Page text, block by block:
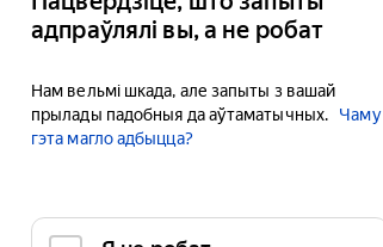
адпраўлялі вы, а не робат
Нам вельмі шкада, але запыты з вашай
прылады падобныя да аўтаматычных.
Чаму
гэта магло адбыцца?